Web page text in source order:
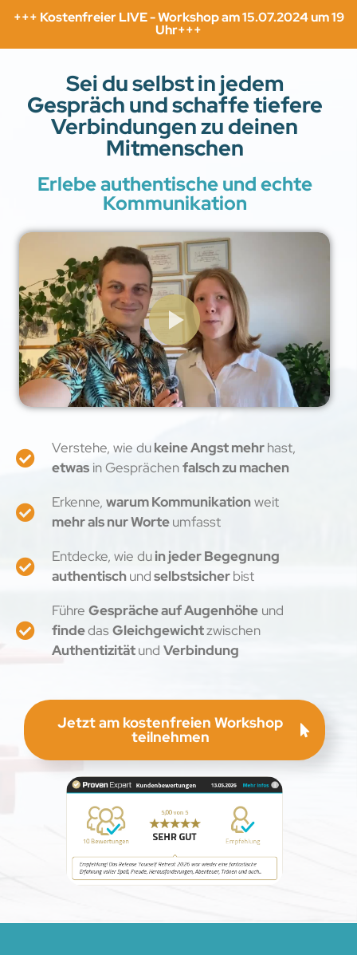
+++ Kostenfreier LIVE - Workshop am 15.07.2024 um 19
Uhr+++
Sei du selbst in jedem
Gespräch und schaffe tiefere
Verbindungen zu deinen
Mitmenschen
Erlebe authentische und echte
Kommunikation
Verstehe, wie dukeine Angst mehrhast,
etwas in Gesprächenfalsch zu machen
Erkenne, warum Kommunikationweit
mehr als nur Worteumfasst
Entdecke, wie duin jeder Begegnung
authentischundselbstsicherbist
Führe Gespräche auf Augenhöhe und
findedasGleichgewichtzwischen
Authentizitätund Verbindung
Jetzt am kostenfreien Workshop
teilnehmen